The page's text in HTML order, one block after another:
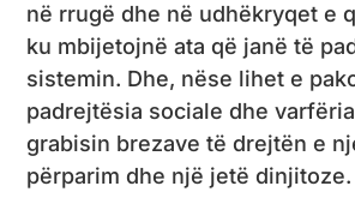
në rrugë dhe në udhëkryqet e
ku mbijetojnë ata që janë të
sistemin. Dhe, nëse lihet e
padrejtësia sociale dhe varfëria
grabisin brezave të drejtën e
përparim dhe një jetë dinjitoze.